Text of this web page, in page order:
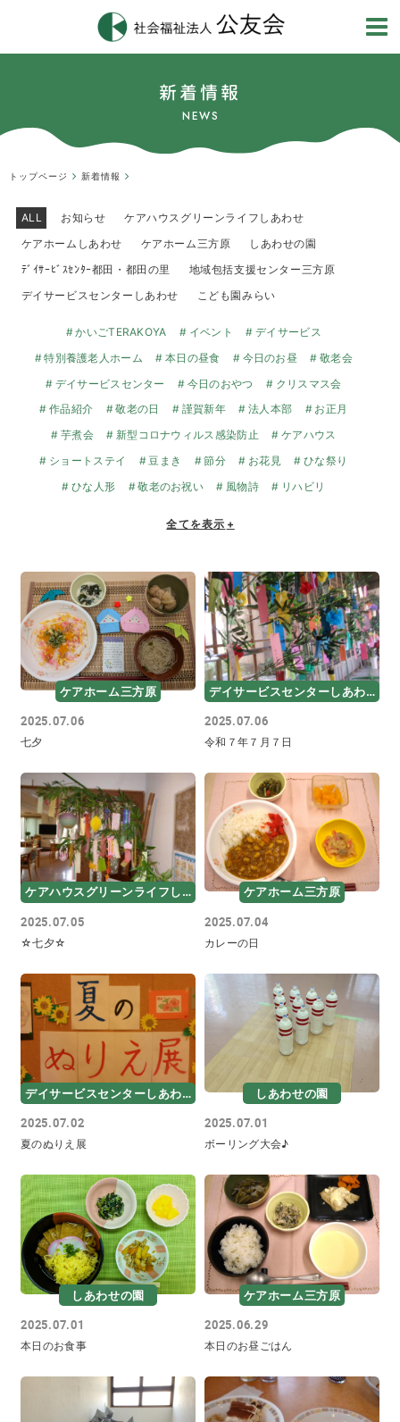
新着情報
NEWS
トップページ 新着情報
ALL お知らせ
ケアハウスグリーンライフしあわせ
ケアホームしあわせ
ケアホーム三方原
しあわせの園
ﾃﾞｲｻｰﾋﾞｽｾﾝﾀｰ都田・都田の里
地域包括支援センター三方原
デイサービスセンターしあわせ
こども園みらい
かいごTERAKOYA イベント
デイサービス
特別養護老人ホーム
本日の昼食 今日のお昼
敬老会
デイサービスセンター
今日のおやつ
クリスマス会
作品紹介
敬老の日 謹賀新年 法人本部
お正月
芋煮会
新型コロナウィルス感染防止
ケアハウス
ショートステイ
豆まき 節分 お花見
ひな祭り
ひな人形
敬老のお祝い 風物詩 リハビリ
全てを表示 +
ケアホーム三方原
2025.07.06
七夕
デイサービスセンターしあわせ
2025.07.06
令和７年７月７日
ケアハウスグリーンライフしあわせ
2025.07.05
☆七夕☆
ケアホーム三方原
2025.07.04
カレーの日
デイサービスセンターしあわせ
2025.07.02
夏のぬりえ展
しあわせの園
2025.07.01
ボーリング大会♪
しあわせの園
2025.07.01
本日のお食事
ケアホーム三方原
2025.06.29
本日のお昼ごはん